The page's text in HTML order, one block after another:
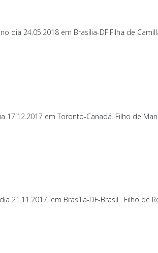
no dia 24.05.2018 em Brasília-DF.Filha de
17.12.2017 em Toronto-Canadá. Filho de
dia 21.11.2017, em Brasília-DF-Brasil. Filho de